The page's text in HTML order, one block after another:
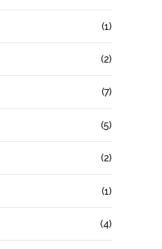
(1)
(2)
(7)
(5)
(2)
(1)
(4)